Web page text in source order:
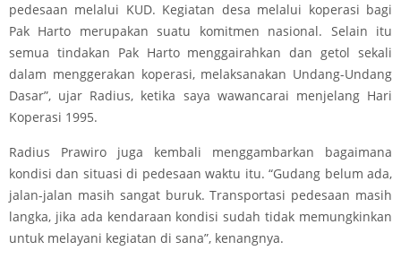
pedesaan melalui KUD. Kegiatan desa melalui koperasi bagi
Pak Harto merupakan suatu komitmen nasional. Selain itu
semua tindakan Pak Harto menggairahkan dan getol sekali
dalam menggerakan koperasi, melaksanakan Undang-Undang
Dasar”, ujar Radius, ketika saya wawancarai menjelang Hari
Koperasi 1995.
Radius Prawiro juga kembali menggambarkan bagaimana
kondisi dan situasi di pedesaan waktu itu. “Gudang belum ada,
jalan-jalan masih sangat buruk. Transportasi pedesaan masih
langka, jika ada kendaraan kondisi sudah tidak memungkinkan
untuk melayani kegiatan di sana”, kenangnya.